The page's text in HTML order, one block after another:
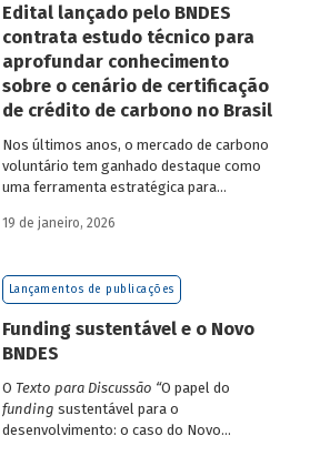
Edital lançado pelo BNDES
contrata estudo técnico para
aprofundar conhecimento
sobre o cenário de certificação
de crédito de carbono no Brasil
Nos últimos anos, o mercado de carbono
voluntário tem ganhado destaque como
uma ferramenta estratégica para
de carbono e demonstrar compromisso
19 de janeiro, 2026
Lançamentos de publicações
Funding sustentável e o Novo
BNDES
O Texto para Discussão “O papel do
funding sustentável para o
desenvolvimento: o caso do Novo